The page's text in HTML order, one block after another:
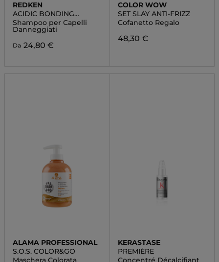
REDKEN
ACIDIC BONDING
CONCENTRATE
Shampoo per Capelli
Danneggiati
Da 24,80 €
COLOR WOW
SET SLAY ANTI-FRIZZ
Cofanetto Regalo
48,30 €
ALAMA PROFESSIONAL
S.O.S. COLOR&GO
Maschera Colorata
KERASTASE
PREMIÈRE
Concentré Décalcifiant